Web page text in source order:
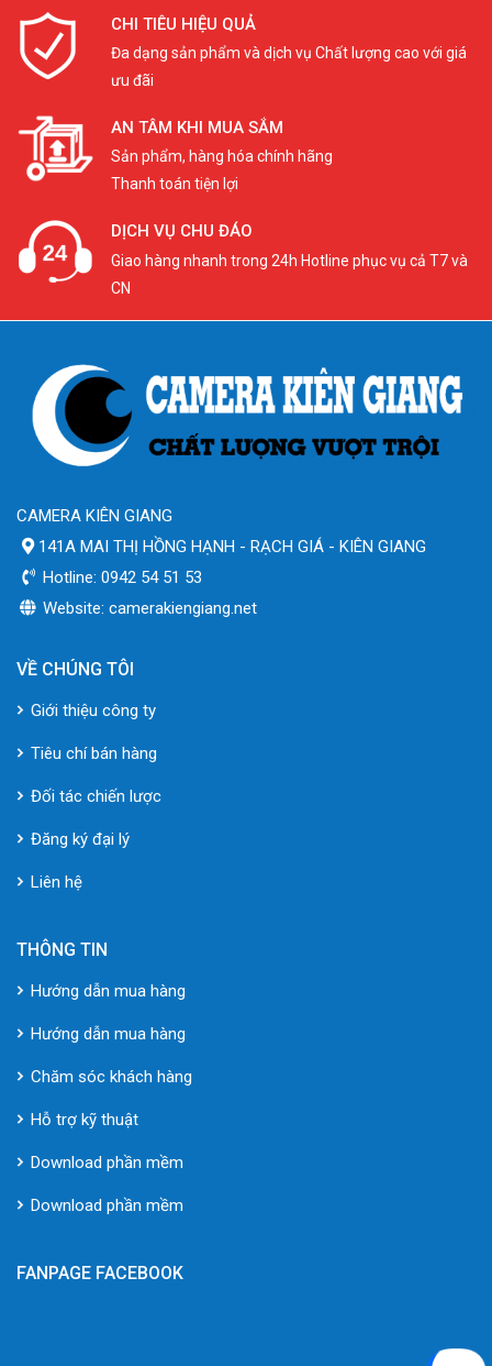
CHI TIÊU HIỆU QUẢ
Đa dạng sản phẩm và dịch vụ Chất lượng cao với giá
ưu đãi
AN TÂM KHI MUA SẮM
Sản phẩm, hàng hóa chính hãng
Thanh toán tiện lợi
DỊCH VỤ CHU ĐÁO
Giao hàng nhanh trong 24h Hotline phục vụ cả T7 và
CN
CAMERA KIÊN GIANG
141A MAI THỊ HỒNG HẠNH - RẠCH GIÁ - KIÊN GIANG
Hotline: 0942 54 51 53
Website: camerakiengiang.net
VỀ CHÚNG TÔI
Giới thiệu công ty
Tiêu chí bán hàng
Đối tác chiến lược
Đăng ký đại lý
Liên hệ
THÔNG TIN
Hướng dẫn mua hàng
Hướng dẫn mua hàng
Chăm sóc khách hàng
Hỗ trợ kỹ thuật
Download phần mềm
Download phần mềm
FANPAGE FACEBOOK